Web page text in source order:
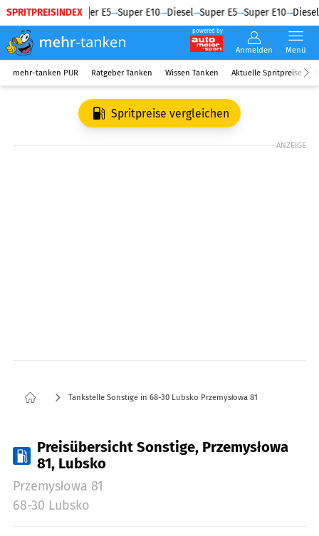
SPRITPREISINDEX
Diesel Super E5 Super E10 Diesel Super E5 Super E10 Diesel
powered by
Anmelden Menü
mehr-tanken PUR Ratgeber Tanken Wissen Tanken Aktuelle Spritpreise
Spritpreise vergleichen
ANZEIGE
Tankstelle Sonstige in 68-30 Lubsko Przemysłowa 81
Preisübersicht Sonstige, Przemysłowa
81, Lubsko
Przemysłowa 81
68-30 Lubsko